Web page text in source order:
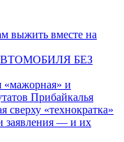
выжить вместе на
БЕЗ
«мажорная» и
Прибайкалья
сверху «технократка»
заявления — и их